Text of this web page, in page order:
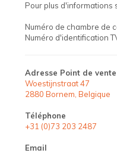
Pour plus d'informations
Numéro de chambre de
Numéro d'identification
Adresse Point de
Woestijnstraat 47
2880 Bornem, Belgique
Téléphone
+31 (0)73 203 2487
Email